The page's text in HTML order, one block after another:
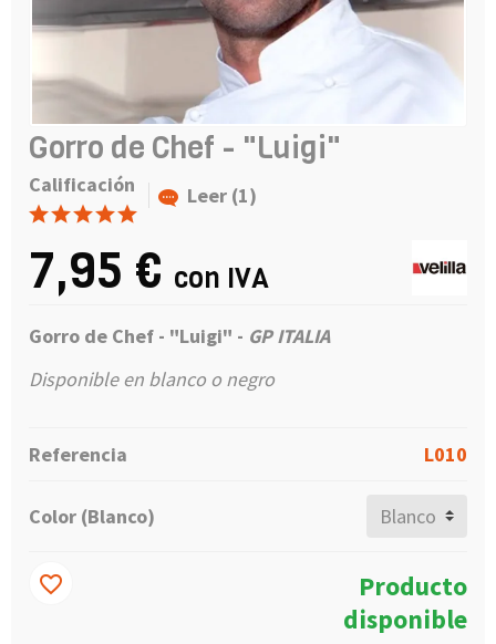
Gorro de Chef - "Luigi"
Calificación Leer (1)
7,95 € con IVA
Gorro de Chef - "Luigi" - GP ITALIA
Disponible en blanco o negro
Referencia L010
Color (Blanco)
Producto
disponible
favorite_border